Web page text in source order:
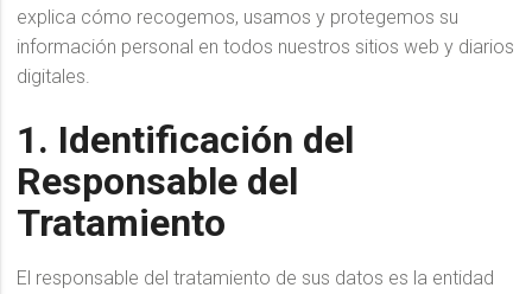
explica cómo recogemos, usamos y protegemos su
información personal en todos nuestros sitios web y diarios
digitales.
1. Identificación del
Responsable del
Tratamiento
El responsable del tratamiento de sus datos es la entidad